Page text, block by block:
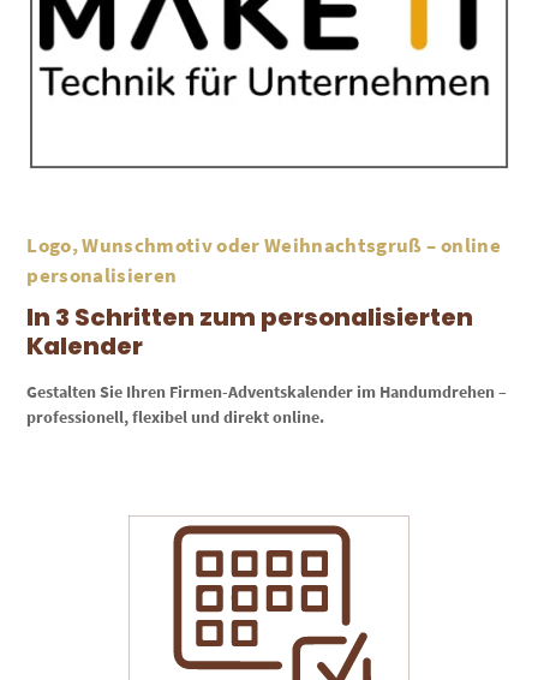
Logo, Wunschmotiv oder Weihnachtsgruß – online
personalisieren
In 3 Schritten zum personalisierten
Kalender
Gestalten Sie Ihren Firmen-Adventskalender im Handumdrehen –
professionell, flexibel und direkt online.